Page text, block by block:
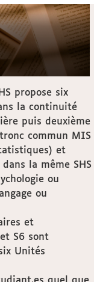
propose six
la continuité
puis deuxième
commun MIS
et
la même SHS
ou
ou
et
S6 sont
Unités